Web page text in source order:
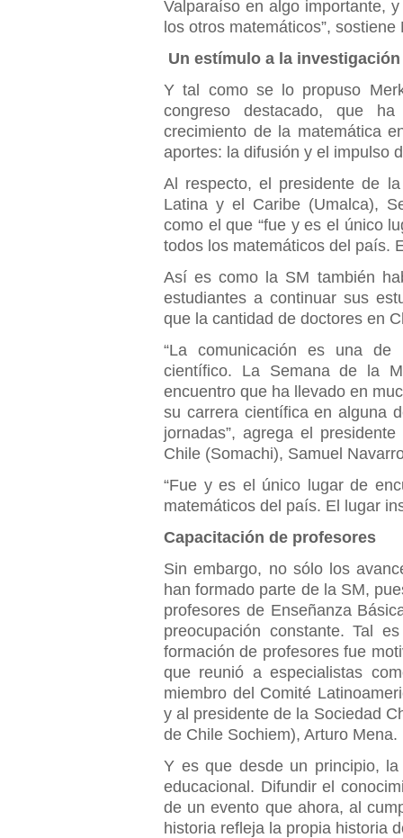
Valparaíso en algo importante,
los otros matemáticos”, sostiene
Un estímulo a la investigación
Y tal como se lo propuso
congreso destacado, que
crecimiento de la matemática
aportes: la difusión y el impulso
Al respecto, el presidente de
Latina y el Caribe (Umalca),
como el que “fue y es el único
todos los matemáticos del país.
Así es como la SM también
estudiantes a continuar sus
que la cantidad de doctores en
“La comunicación es una
científico. La Semana de la
encuentro que ha llevado en
su carrera científica en alguna
jornadas”, agrega el
Chile (Somachi), Samuel
“Fue y es el único lugar de
matemáticos del país. El lugar
Capacitación de profesores
Sin embargo, no sólo los
han formado parte de la SM,
profesores de Enseñanza
preocupación constante. Tal
formación de profesores fue
que reunió a especialistas
miembro del Comité
y al presidente de la Sociedad
de Chile Sochiem), Arturo Mena.
Y es que desde un principio,
educacional. Difundir el
de un evento que ahora, al
historia refleja la propia historia